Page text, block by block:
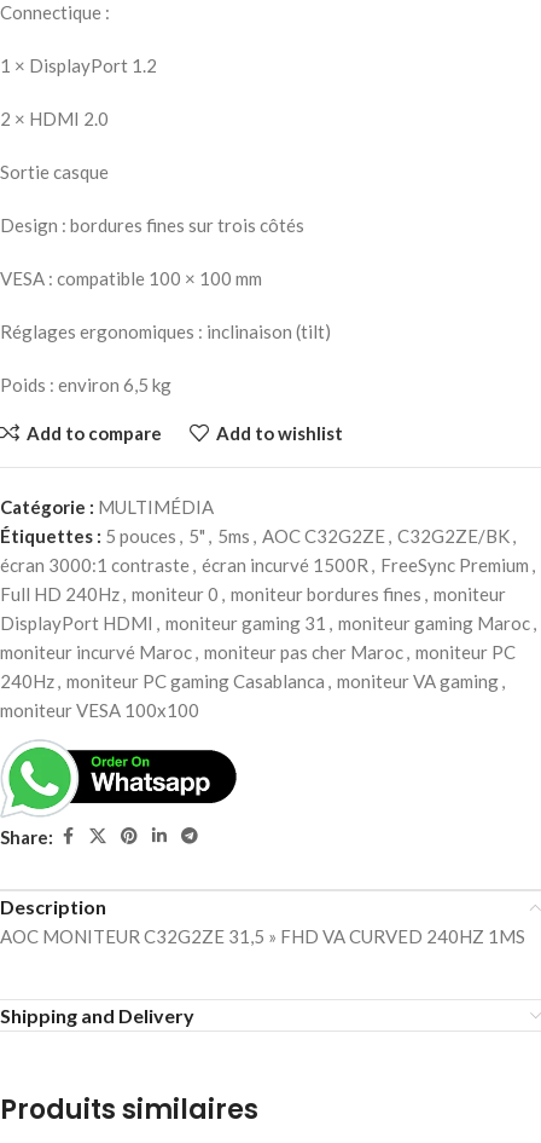
Connectique :
1 × DisplayPort 1.2
2 × HDMI 2.0
Sortie casque
Design : bordures fines sur trois côtés
VESA : compatible 100 × 100 mm
Réglages ergonomiques : inclinaison (tilt)
Poids : environ 6,5 kg
Add to compare Add to wishlist
Catégorie : MULTIMÉDIA
Étiquettes : 5 pouces , 5" , 5ms , AOC C32G2ZE, C32G2ZE/BK,
écran 3000:1 contraste, écran incurvé 1500R , FreeSync Premium ,
Full HD 240Hz, moniteur 0 , moniteur bordures fines , moniteur
DisplayPort HDMI , moniteur gaming 31 , moniteur gaming Maroc,
moniteur incurvé Maroc, moniteur pas cher Maroc, moniteur PC
240Hz, moniteur PC gaming Casablanca , moniteur VA gaming,
moniteur VESA 100x100
Share:
Description
AOC MONITEUR C32G2ZE 31,5 » FHD VA CURVED 240HZ 1MS
Shipping and Delivery
Produits similaires